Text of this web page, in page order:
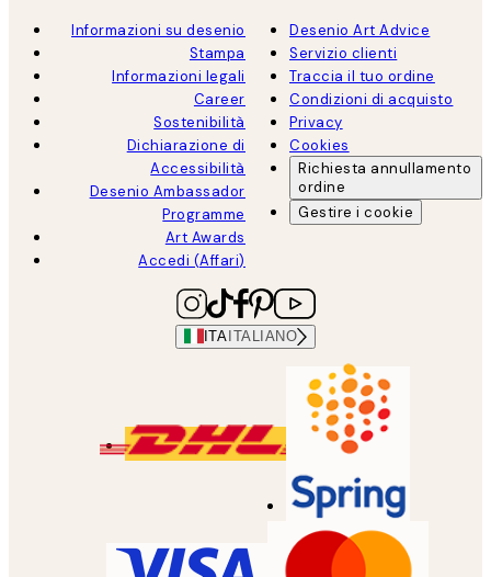
Informazioni su desenio
Stampa
Informazioni legali
Career
Sostenibilità
Dichiarazione di
Accessibilità
Desenio Ambassador
Programme
Art Awards
Accedi (Affari)
Desenio Art Advice
Servizio clienti
Traccia il tuo ordine
Condizioni di acquisto
Privacy
Cookies
Richiesta annullamento
ordine
Gestire i cookie
ITA ITALIANO